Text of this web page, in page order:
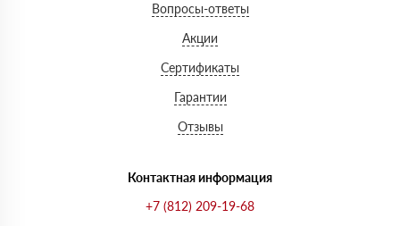
Вопросы-ответы
Акции
Сертификаты
Гарантии
Отзывы
Контактная информация
+7 (812) 209-19-68